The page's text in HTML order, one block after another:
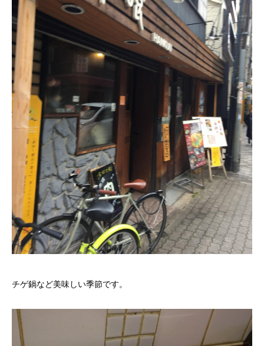
チゲ鍋など美味しい季節です。